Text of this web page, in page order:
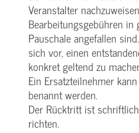
Veranstalter
Bearbeitungsgebühren
Pauschale angefallen
sich vor, einen
konkret geltend zu
Ein Ersatzteilnehmer
benannt werden.
Der Rücktritt ist
richten.